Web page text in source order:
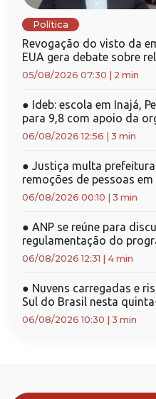
Política
Revogação do visto da
EUA gera debate sobre
05/08/2026 07:30 2 min
● Ideb: escola em Inajá,
para 9,8 com apoio da
06/08/2026 12:56 3 min
● Justiça multa
remoções de pessoas
06/08/2026 00:10 3 min
● ANP se reúne para
regulamentação do
06/08/2026 12:31 4 min
● Nuvens carregadas e
Sul do Brasil nesta
06/08/2026 10:30 3 min